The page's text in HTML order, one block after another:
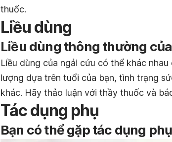
thuốc.
Liều dùng
Liều dùng thông thường
Liều dùng của ngải cứu có thể khác
lượng dựa trên tuổi của bạn, tình trạng
khác. Hãy thảo luận với thầy thuốc và
Tác dụng phụ
Bạn có thể gặp tác dụng